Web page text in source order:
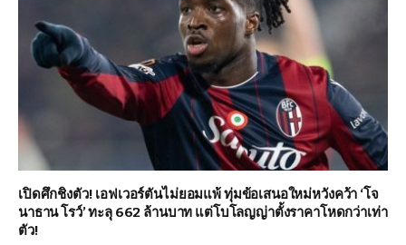
เปิดศึกชิงตัว! เอฟเวอร์ตันไม่ยอมแพ้ ทุ่มข้อเสนอใหม่หวังคว้า ‘โจ
นาธาน โรว์’ ทะลุ 662 ล้านบาท แต่โบโลญญ่าตั้งราคาโหดกว่าเท่า
ตัว!